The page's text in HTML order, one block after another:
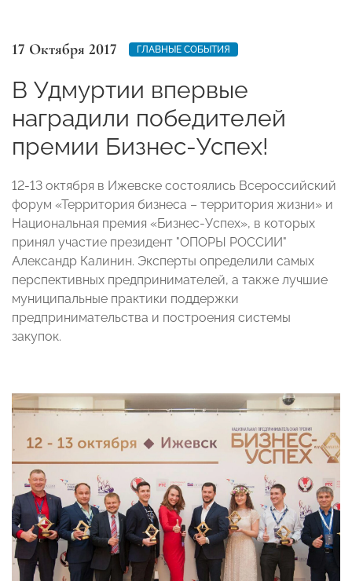
17 Октября 2017 ГЛАВНЫЕ СОБЫТИЯ
В Удмуртии впервые
наградили победителей
премии Бизнес-Успех!
12-13 октября в Ижевске состоялись Всероссийский
форум «Территория бизнеса – территория жизни» и
Национальная премия «Бизнес-Успех», в которых
принял участие президент "ОПОРЫ РОССИИ"
Александр Калинин. Эксперты определили самых
перспективных предпринимателей, а также лучшие
муниципальные практики поддержки
предпринимательства и построения системы
закупок.